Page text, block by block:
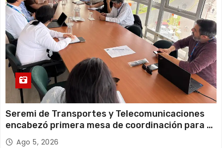
Seremi de Transportes y Telecomunicaciones
encabezó primera mesa de coordinación para el
retiro de cables en desuso en Iquique
Ago 5, 2026